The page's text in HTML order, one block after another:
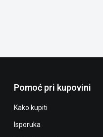
Pomoć pri kupovini
Kako kupiti
Isporuka